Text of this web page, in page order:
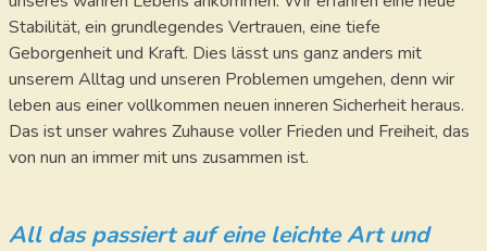
Stabilität, ein grundlegendes Vertrauen, eine tiefe
Geborgenheit und Kraft. Dies lässt uns ganz anders mit
unserem Alltag und unseren Problemen umgehen, denn wir
leben aus einer vollkommen neuen inneren Sicherheit heraus.
Das ist unser wahres Zuhause voller Frieden und Freiheit, das
von nun an immer mit uns zusammen ist.
All das passiert auf eine leichte Art und